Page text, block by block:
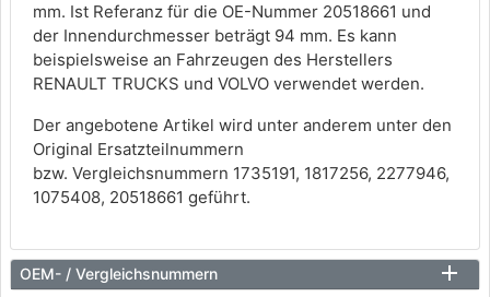
mm. Ist Referanz für die OE-Nummer 20518661 und
der Innendurchmesser beträgt 94 mm. Es kann
beispielsweise an Fahrzeugen des Herstellers
RENAULT TRUCKS und VOLVO verwendet werden.
Der angebotene Artikel wird unter anderem unter den
Original Ersatzteilnummern
bzw. Vergleichsnummern 1735191, 1817256, 2277946,
1075408, 20518661 geführt.
OEM- / Vergleichsnummern